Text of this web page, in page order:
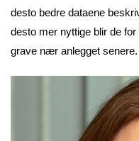
desto bedre dataene
desto mer nyttige blir de
grave nær anlegget senere.